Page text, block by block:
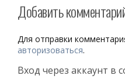
Добавить
Для отправки
авторизоваться.
Вход через аккаунт в